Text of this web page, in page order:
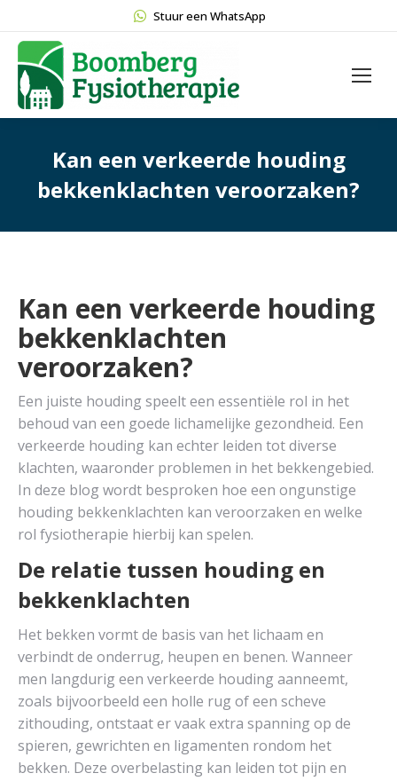
Stuur een WhatsApp
Kan een verkeerde houding
bekkenklachten veroorzaken?
Kan een verkeerde houding
bekkenklachten
veroorzaken?
Een juiste houding speelt een essentiële rol in het
behoud van een goede lichamelijke gezondheid. Een
verkeerde houding kan echter leiden tot diverse
klachten, waaronder problemen in het bekkengebied.
In deze blog wordt besproken hoe een ongunstige
houding bekkenklachten kan veroorzaken en welke
rol fysiotherapie hierbij kan spelen.
De relatie tussen houding en
bekkenklachten
Het bekken vormt de basis van het lichaam en
verbindt de onderrug, heupen en benen. Wanneer
men langdurig een verkeerde houding aanneemt,
zoals bijvoorbeeld een holle rug of een scheve
zithouding, ontstaat er vaak extra spanning op de
spieren, gewrichten en ligamenten rondom het
bekken. Deze overbelasting kan leiden tot pijn en